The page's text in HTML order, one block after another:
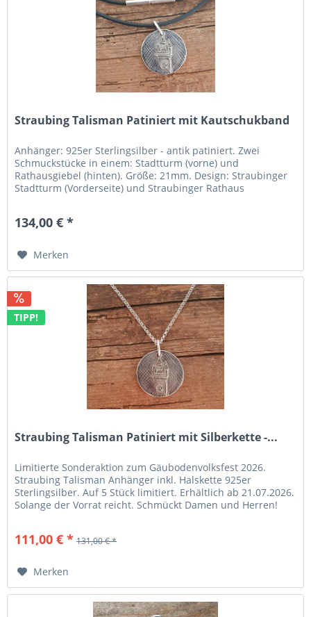
Straubing Talisman Patiniert mit Kautschukband
Anhänger: 925er Sterlingsilber - antik patiniert. Zwei
Schmuckstücke in einem: Stadtturm (vorne) und
Rathausgiebel (hinten). Größe: 21mm. Design: Straubinger
Stadtturm (Vorderseite) und Straubinger Rathaus
134,00 € *
Merken
TIPP!
Straubing Talisman Patiniert mit Silberkette -...
Limitierte Sonderaktion zum Gäubodenvolksfest 2026.
Straubing Talisman Anhänger inkl. Halskette 925er
Sterlingsilber. Auf 5 Stück limitiert. Erhältlich ab 21.07.2026.
Solange der Vorrat reicht. Schmückt Damen und Herren!
111,00 € * 131,00 € *
Merken